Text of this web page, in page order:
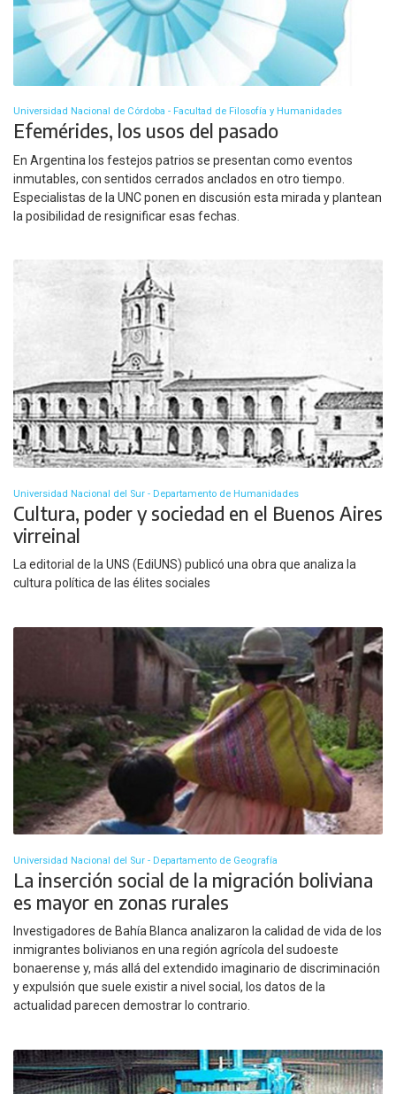
Universidad Nacional de Córdoba - Facultad de Filosofía y Humanidades
Efemérides, los usos del pasado
En Argentina los festejos patrios se presentan como eventos
inmutables, con sentidos cerrados anclados en otro tiempo.
Especialistas de la UNC ponen en discusión esta mirada y plantean
la posibilidad de resignificar esas fechas.
Universidad Nacional del Sur - Departamento de Humanidades
Cultura, poder y sociedad en el Buenos Aires
virreinal
La editorial de la UNS (EdiUNS) publicó una obra que analiza la
cultura política de las élites sociales
Universidad Nacional del Sur - Departamento de Geografía
La inserción social de la migración boliviana
es mayor en zonas rurales
Investigadores de Bahía Blanca analizaron la calidad de vida de los
inmigrantes bolivianos en una región agrícola del sudoeste
bonaerense y, más allá del extendido imaginario de discriminación
y expulsión que suele existir a nivel social, los datos de la
actualidad parecen demostrar lo contrario.